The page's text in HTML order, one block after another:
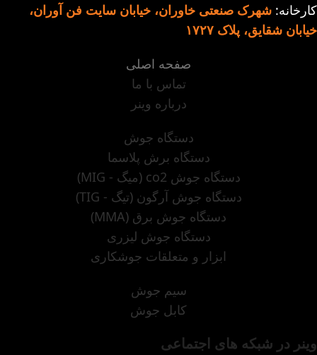
کارخانه: شهرک صنعتی خاوران، خیابان سایت فن آوران،
خیابان شقایق، پلاک ۱۷۲۷
صفحه اصلی
تماس با ما
درباره وینر
دستگاه جوش
دستگاه برش پلاسما
دستگاه جوش co2 (میگ - MIG)
دستگاه جوش آرگون (تیگ - TIG)
دستگاه جوش برق (MMA)
دستگاه جوش لیزری
ابزار و متعلقات جوشکاری
سیم جوش
کابل جوش
وینر در شبکه های اجتماعی